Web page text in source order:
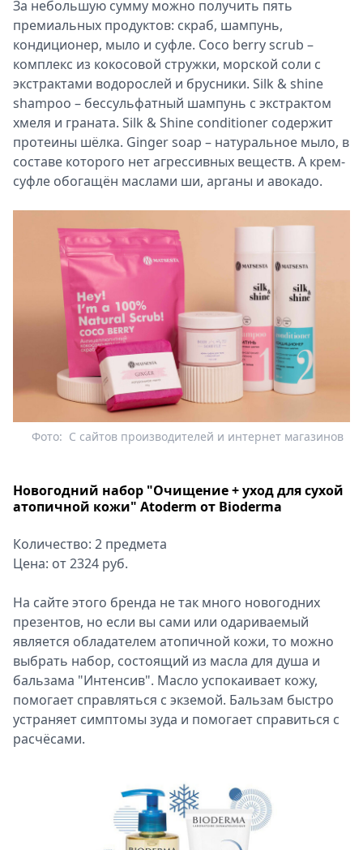
За небольшую сумму можно получить пять
премиальных продуктов: скраб, шампунь,
кондиционер, мыло и суфле. Coco berry scrub –
комплекс из кокосовой стружки, морской соли с
экстрактами водорослей и брусники. Silk & shine
shampoo – бессульфатный шампунь с экстрактом
хмеля и граната. Silk & Shine сonditioner содержит
протеины шёлка. Ginger soap – натуральное мыло, в
составе которого нет агрессивных веществ. А крем-
суфле обогащён маслами ши, арганы и авокадо.
С сайтов производителей и интернет магазинов
Фото:
Новогодний набор "Очищение + уход для сухой
атопичной кожи" Atoderm от Bioderma
Количество: 2 предмета
Цена: от 2324 руб.
На сайте этого бренда не так много новогодних
презентов, но если вы сами или одариваемый
является обладателем атопичной кожи, то можно
выбрать набор, состоящий из масла для душа и
бальзама "Интенсив". Масло успокаивает кожу,
помогает справляться с экземой. Бальзам быстро
устраняет симптомы зуда и помогает справиться с
расчёсами.